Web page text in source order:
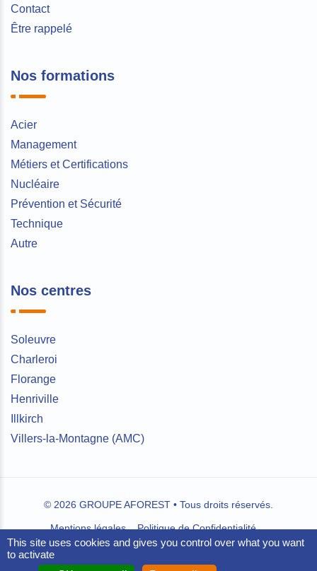
Contact
Être rappelé
Nos formations
Acier
Management
Métiers et Certifications
Nucléaire
Prévention et Sécurité
Technique
Autre
Nos centres
Soleuvre
Charleroi
Florange
Henriville
Illkirch
Villers-la-Montagne (AMC)
© 2026 GROUPE AFOREST • Tous droits réservés.
Mentions légales
Politique de Confidentialité
Conditions Générales de Vente
Règlement intérieur des stagiaires
This site uses cookies and gives you control over what you want
to activate